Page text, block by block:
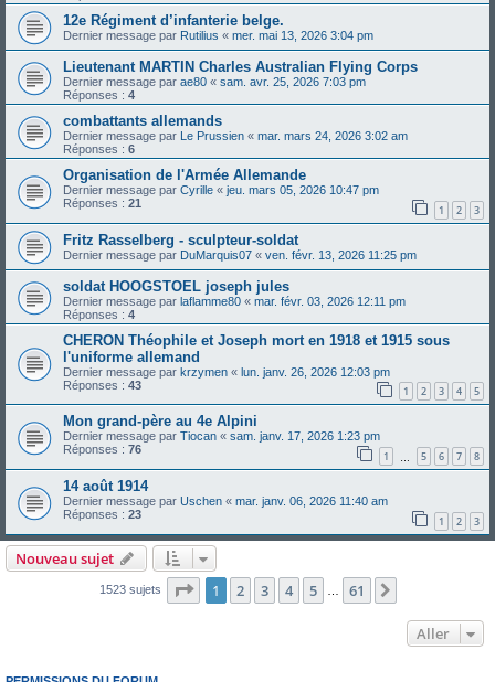
12e Régiment d’infanterie belge.
Dernier message par Rutilius « mer. mai 13, 2026 3:04 pm
Lieutenant MARTIN Charles Australian Flying Corps
Dernier message par ae80 « sam. avr. 25, 2026 7:03 pm
Réponses : 4
combattants allemands
Dernier message par Le Prussien « mar. mars 24, 2026 3:02 am
Réponses : 6
Organisation de l'Armée Allemande
Dernier message par Cyrille « jeu. mars 05, 2026 10:47 pm
Réponses : 21 1 2 3
Fritz Rasselberg - sculpteur-soldat
Dernier message par DuMarquis07 « ven. févr. 13, 2026 11:25 pm
soldat HOOGSTOEL joseph jules
Dernier message par laflamme80 « mar. févr. 03, 2026 12:11 pm
Réponses : 4
CHERON Théophile et Joseph mort en 1918 et 1915 sous
l'uniforme allemand
Dernier message par krzymen « lun. janv. 26, 2026 12:03 pm
Réponses : 43 1 2 3 4 5
Mon grand-père au 4e Alpini
Dernier message par Tiocan « sam. janv. 17, 2026 1:23 pm
Réponses : 76 1 5 6 7 8
14 août 1914
Dernier message par Uschen « mar. janv. 06, 2026 11:40 am
Réponses : 23 1 2 3
Nouveau sujet
1523 sujets Page 1sur61
1 2 3 4 5 61
Aller